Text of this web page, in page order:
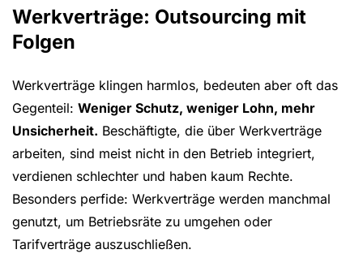
Werkverträge: Outsourcing mit
Folgen
Werkverträge klingen harmlos, bedeuten aber oft das
Gegenteil: Weniger Schutz, weniger Lohn, mehr
Unsicherheit. Beschäftigte, die über Werkverträge
arbeiten, sind meist nicht in den Betrieb integriert,
verdienen schlechter und haben kaum Rechte.
Besonders perfide: Werkverträge werden manchmal
genutzt, um Betriebsräte zu umgehen oder
Tarifverträge auszuschließen.